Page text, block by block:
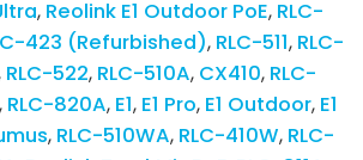
Reolink E1 Outdoor PoE RLC-
423 (Refurbished) RLC-511 RLC-
RLC-522 RLC-510A CX410 RLC-
RLC-820A E1 E1 Pro E1 Outdoor E1
RLC-510WA RLC-410W RLC-